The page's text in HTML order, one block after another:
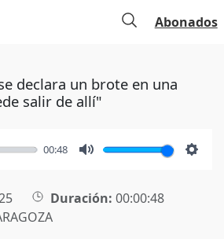
Abonados
declara un brote en una
salir de allí"
00:48
Duración: 00:00:48